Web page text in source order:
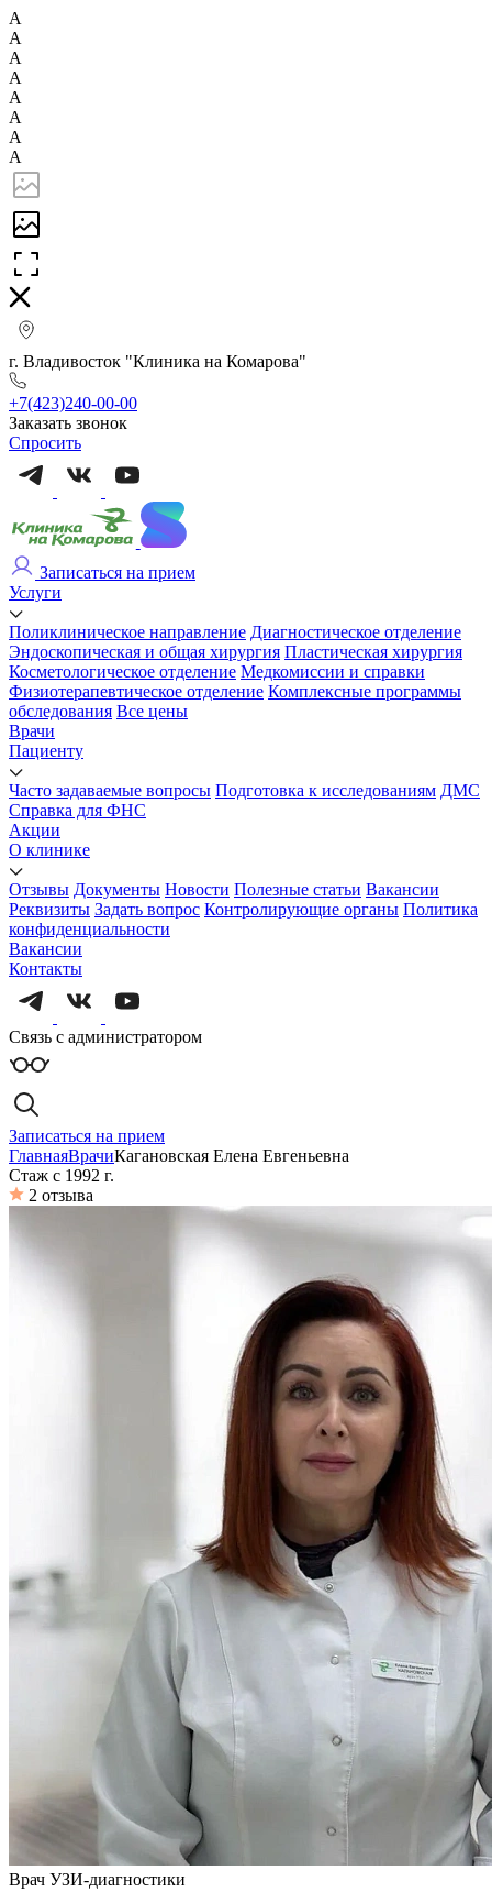
А
А
А
А
А
А
А
А
г. Владивосток "Клиника на Комарова"
+7(423)240-00-00
Заказать звонок
Спросить
Записаться на прием
Услуги
Поликлиническое направление Диагностическое отделение
Эндоскопическая и общая хирургия Пластическая хирургия
Косметологическое отделение Медкомиссии и справки
Физиотерапевтическое отделение Комплексные программы
обследования Все цены
Врачи
Пациенту
Часто задаваемые вопросы Подготовка к исследованиям ДМС
Справка для ФНС
Акции
О клинике
Отзывы Документы Новости Полезные статьи Вакансии
Реквизиты Задать вопрос Контролирующие органы Политика
конфиденциальности
Вакансии
Контакты
Связь с администратором
Записаться на прием
ГлавнаяВрачиКагановская Елена Евгеньевна
Стаж с 1992 г.
2 отзыва
Врач УЗИ-диагностики